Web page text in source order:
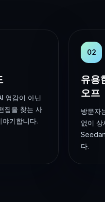
영감이 아닌
집을 찾는 사
기합니다.
02
유용
오프
방문자
없이
다.